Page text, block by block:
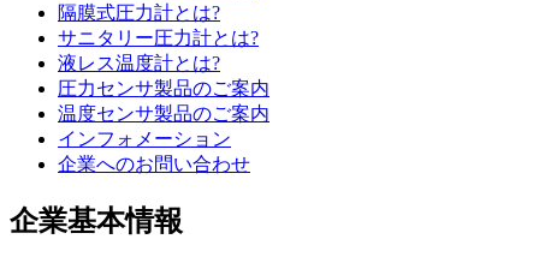
隔膜式圧力計とは?
サニタリー圧力計とは?
液レス温度計とは?
圧力センサ製品のご案内
温度センサ製品のご案内
インフォメーション
企業へのお問い合わせ
企業基本情報